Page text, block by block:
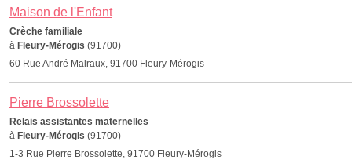
Maison de l'Enfant
Crèche familiale
à Fleury-Mérogis (91700)
60 Rue André Malraux, 91700 Fleury-Mérogis
Pierre Brossolette
Relais assistantes maternelles
à Fleury-Mérogis (91700)
1-3 Rue Pierre Brossolette, 91700 Fleury-Mérogis